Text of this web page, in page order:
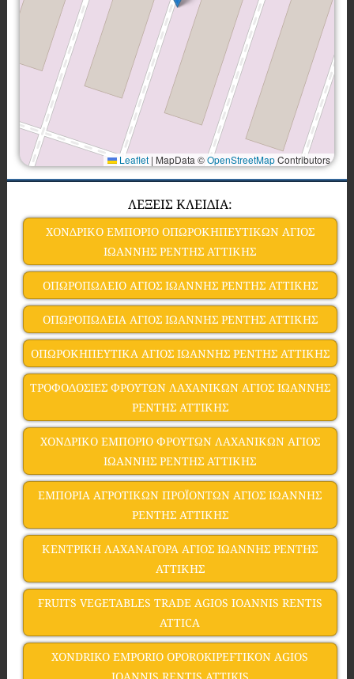
Leaflet | MapData ©OpenStreetMapContributors
ΛΕΞΕΙΣ ΚΛΕΙΔΙΑ:
ΧΟΝΔΡΙΚΟ ΕΜΠΟΡΙΟ ΟΠΩΡΟΚΗΠΕΥΤΙΚΩΝ ΑΓΙΟΣ
ΙΩΑΝΝΗΣ ΡΕΝΤΗΣ ΑΤΤΙΚΗΣ
ΟΠΩΡΟΠΩΛΕΙΟ ΑΓΙΟΣ ΙΩΑΝΝΗΣ ΡΕΝΤΗΣ ΑΤΤΙΚΗΣ
ΟΠΩΡΟΠΩΛΕΙΑ ΑΓΙΟΣ ΙΩΑΝΝΗΣ ΡΕΝΤΗΣ ΑΤΤΙΚΗΣ
ΟΠΩΡΟΚΗΠΕΥΤΙΚΑ ΑΓΙΟΣ ΙΩΑΝΝΗΣ ΡΕΝΤΗΣ ΑΤΤΙΚΗΣ
ΤΡΟΦΟΔΟΣΙΕΣ ΦΡΟΥΤΩΝ ΛΑΧΑΝΙΚΩΝ ΑΓΙΟΣ ΙΩΑΝΝΗΣ
ΡΕΝΤΗΣ ΑΤΤΙΚΗΣ
ΧΟΝΔΡΙΚΟ ΕΜΠΟΡΙΟ ΦΡΟΥΤΩΝ ΛΑΧΑΝΙΚΩΝ ΑΓΙΟΣ
ΙΩΑΝΝΗΣ ΡΕΝΤΗΣ ΑΤΤΙΚΗΣ
ΕΜΠΟΡΙΑ ΑΓΡΟΤΙΚΩΝ ΠΡΟΪΟΝΤΩΝ ΑΓΙΟΣ ΙΩΑΝΝΗΣ
ΡΕΝΤΗΣ ΑΤΤΙΚΗΣ
ΚΕΝΤΡΙΚΗ ΛΑΧΑΝΑΓΟΡΑ ΑΓΙΟΣ ΙΩΑΝΝΗΣ ΡΕΝΤΗΣ
ΑΤΤΙΚΗΣ
FRUITS VEGETABLES TRADE AGIOS IOANNIS RENTIS
ATTICA
XONDRIKO EMPORIO OPOROKIPEFTIKON AGIOS